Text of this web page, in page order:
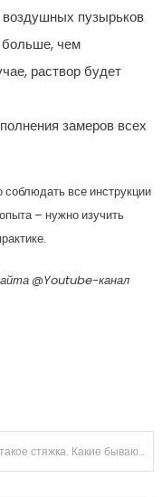
воздушных пузырьков
чем
раствор будет
замеров всех
все инструкции
– нужно изучить
@Youtube-канал
Что такое стяжка. Какие бывают виды.